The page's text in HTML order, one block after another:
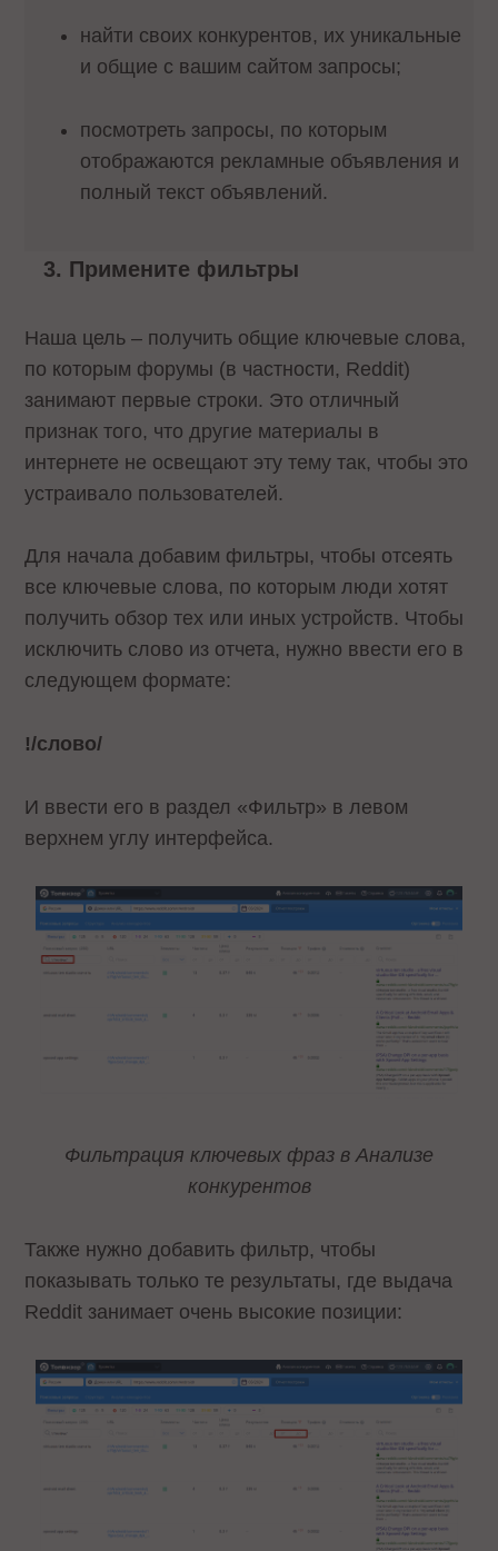
найти своих конкурентов, их уникальные
и общие с вашим сайтом запросы;
посмотреть запросы, по которым
отображаются рекламные объявления и
полный текст объявлений.
Примените фильтры
Наша цель – получить общие ключевые слова,
по которым форумы (в частности, Reddit)
занимают первые строки. Это отличный
признак того, что другие материалы в
интернете не освещают эту тему так, чтобы это
устраивало пользователей.
Для начала добавим фильтры, чтобы отсеять
все ключевые слова, по которым люди хотят
получить обзор тех или иных устройств. Чтобы
исключить слово из отчета, нужно ввести его в
следующем формате:
!/слово/
И ввести его в раздел «Фильтр» в левом
верхнем углу интерфейса.
Фильтрация ключевых фраз в Анализе
конкурентов
Также нужно добавить фильтр, чтобы
показывать только те результаты, где выдача
Reddit занимает очень высокие позиции: